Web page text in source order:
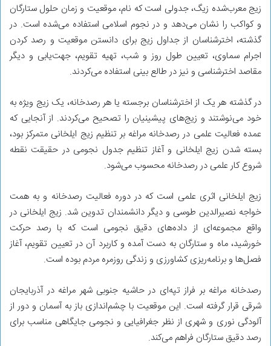
زیج‌ معرب‌شده زیگ، جدولی است که نام، موقعیت و زمان حلول ستارگان
و کواکب را نشان می‌دهد و در نجوم اسلامی استفاده می‌شده است. در
گذشته، اخترشناسان از جداول زیج برای دانستن موقعیت و رصد کردن
اجرام سماوی، تعیین طول روز و شب، تهیه تقویم، جهت‌یابی و دیگر
مقاصد اخترشناسی و نیز در طالع‌ بینی استفاده می‌کردند.
در گذشته هر یک از اخترشناسان برجسته یا هر رصدخانه، یک زیج ویژه به
خود می‌نوشتند و زیج‌های پیشینیان را تصحیح می‌کردند. از آنجایی که
عمده فعالیت علمی در رصدخانه مراغه بر تنظیم زیج ایلخانی متمرکز بود،
بسته شدن زیج ایلخانی و آغاز تنظیم جدول نجومی در حقیقت نقطه
شروع کار علمی در رصدخانه محسوب می‌شود.
زیج ایلخانی اثری علمی است که در دوره فعالیت رصدخانه و به همت
خواجه نصیرالدین طوسی و دیگر دانشمندان تدوین شد. زیج ایلخانی در
واقع مجموعه‌ای از داده‌های دقیق نجومی است که با رصد حرکت
خورشید، ماه و ستارگان به دست آمده و کاربرد آن در تعیین تقویم، آغاز
فصل‌ها و برنامه‌ریزی کشاورزی و زندگی روزمره مردم بوده است.
رصدخانه مراغه بر فراز تپه‌ای در حاشیه جنوبی شهر مراغه در آذربایجان
شرقی قرار گرفته است. این موقعیت با چشم‌اندازی باز به آسمان و دور از
آلودگی نوری و شهری از نظر جغرافیایی و نجومی جایگاهی مناسب برای
رصد دقیق ستارگان فراهم می‌کند.